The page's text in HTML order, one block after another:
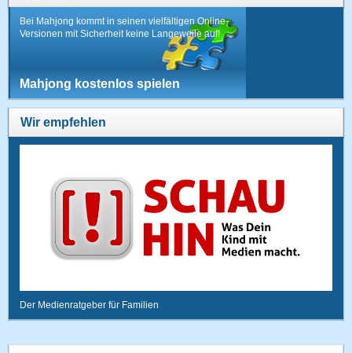
Bei Mahjong kommt in seinen vielfältigen Online-
Versionen mit Sicherheit keine Langeweile auf!
Mahjong kostenlos spielen
Wir empfehlen
Der Medienratgeber für Familien